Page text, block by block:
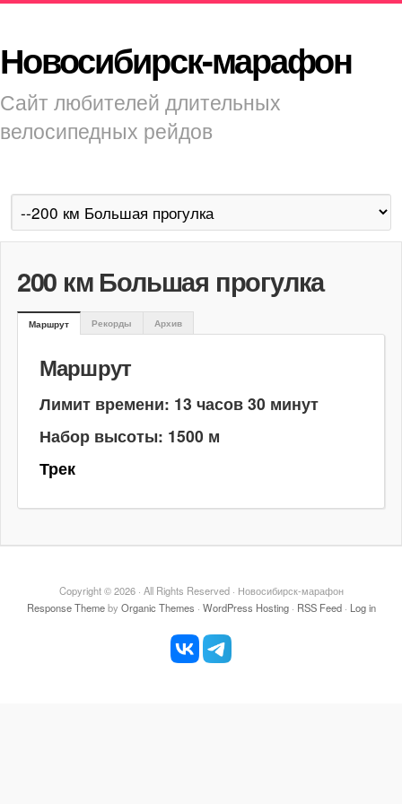
Новосибирск-марафон
Сайт любителей длительных
велосипедных рейдов
200 км Большая прогулка
Маршрут Рекорды Архив
Маршрут
Лимит времени: 13 часов 30 минут
Набор высоты: 1500 м
Трек
Copyright © 2026 · All Rights Reserved · Новосибирск-марафон
Response Themeby Organic Themes · WordPress Hosting· RSS Feed· Log in